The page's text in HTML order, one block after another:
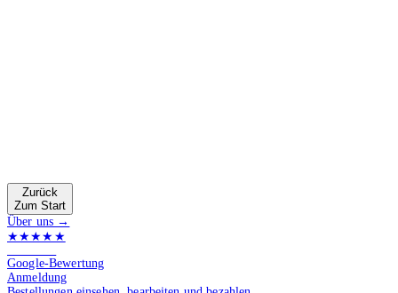
Zurück
Zum Start
Über uns →
★★★★★
Google-Bewertung
Anmeldung